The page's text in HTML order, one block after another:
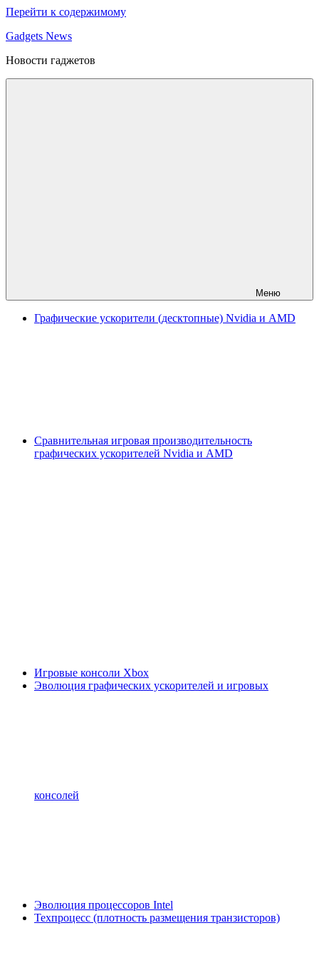
Перейти к содержимому
Gadgets News
Новости гаджетов
Меню
Графические ускорители (десктопные) Nvidia и AMD
Сравнительная игровая производительность
графических ускорителей Nvidia и AMD
Игровые консоли Xbox
Эволюция графических ускорителей и игровых
консолей
Эволюция процессоров Intel
Техпроцесс (плотность размещения транзисторов)